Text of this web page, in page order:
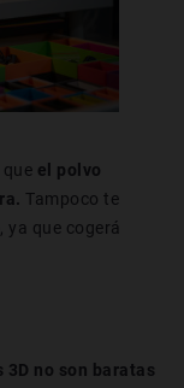
el polvo
Tampoco te
ya que cogerá
3D no son baratas